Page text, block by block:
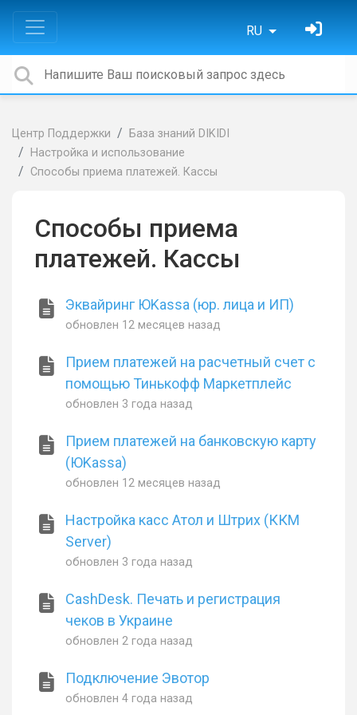
RU
Центр Поддержки
База знаний DIKIDI
Настройка и использование
Способы приема платежей. Кассы
Способы приема
платежей. Кассы
Эквайринг ЮKassa (юр. лица и ИП)
обновлен 12 месяцев назад
Прием платежей на расчетный счет c
помощью Тинькофф Маркетплейс
обновлен 3 года назад
Прием платежей на банковскую карту
(ЮKassa)
обновлен 12 месяцев назад
Настройка касс Атол и Штрих (ККМ
Server)
обновлен 3 года назад
CashDesk. Печать и регистрация
чеков в Украине
обновлен2 года назад
Подключение Эвотор
обновлен4 года назад